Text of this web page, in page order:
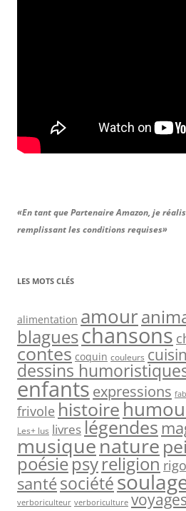
«En tant que Partenaire Amazon, je
remplissant les conditions requises»
LES MOTS CLÉS
alimentation amour
blagueschansons
contes coquin couleurs
dessins
enfantsexpressions
frivole histoire
Les+ lus livreslégendes
musiquenature
poésiepsyreligion
santésociété
verboriculteur verboriculture